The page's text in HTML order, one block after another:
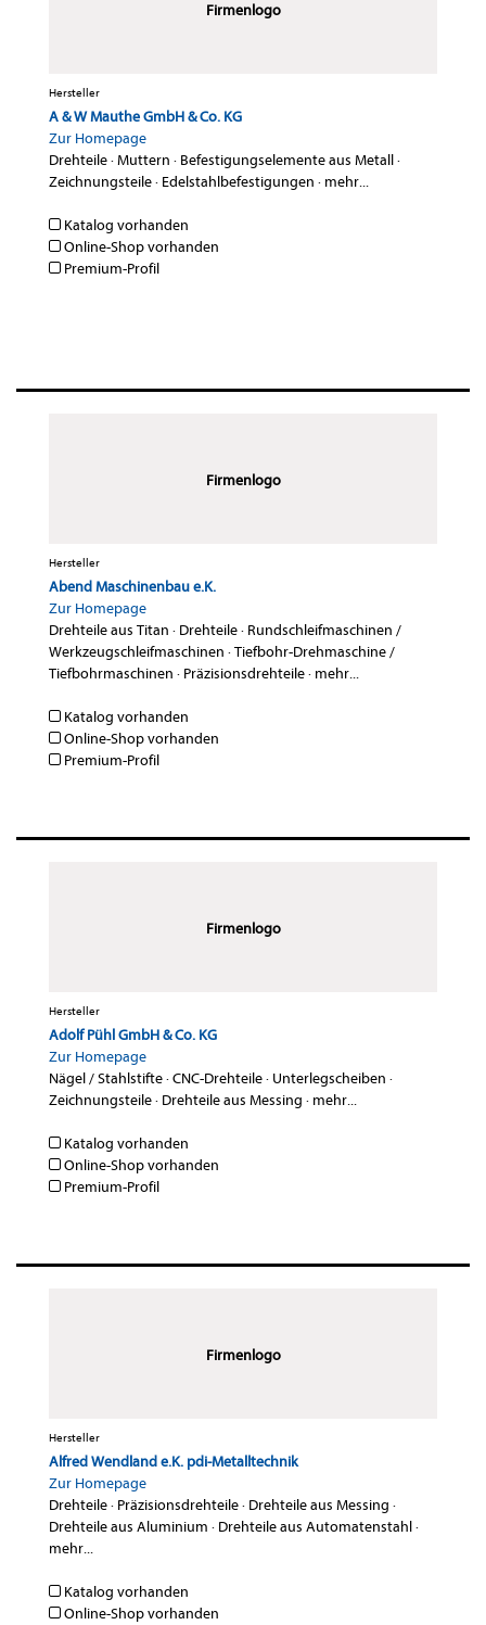
Firmenlogo
Hersteller
A & W Mauthe GmbH & Co. KG
Zur Homepage
Drehteile·Muttern · Befestigungselemente aus Metall·
Zeichnungsteile· Edelstahlbefestigungen · mehr...
Katalog vorhanden
Online-Shop vorhanden
Premium-Profil
Firmenlogo
Hersteller
Abend Maschinenbau e.K.
Zur Homepage
Drehteile aus Titan · Drehteile· Rundschleifmaschinen /
Werkzeugschleifmaschinen ·Tiefbohr-Drehmaschine /
Tiefbohrmaschinen · Präzisionsdrehteile· mehr...
Katalog vorhanden
Online-Shop vorhanden
Premium-Profil
Firmenlogo
Hersteller
Adolf Pühl GmbH & Co. KG
Zur Homepage
Nägel / Stahlstifte·CNC-Drehteile· Unterlegscheiben ·
Zeichnungsteile· Drehteile aus Messing · mehr...
Katalog vorhanden
Online-Shop vorhanden
Premium-Profil
Firmenlogo
Hersteller
Alfred Wendland e.K. pdi-Metalltechnik
Zur Homepage
Drehteile· Präzisionsdrehteile· Drehteile aus Messing ·
Drehteile aus Aluminium · Drehteile aus Automatenstahl·
mehr...
Katalog vorhanden
Online-Shop vorhanden